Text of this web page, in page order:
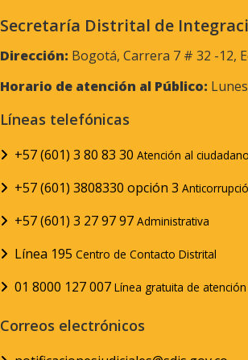
Secretaría Distrital de
Dirección: Bogotá, Carrera 7 # 32 -12,
Horario de atención al Público:
Líneas telefónicas
+57 (601) 3 80 83 30 Atención al
+57 (601) 3808330 opción 3
+57 (601) 3 27 97 97 Administrativa
Línea 195 Centro de Contacto Distrital
01 8000 127 007 Línea gratuita de
Correos electrónicos